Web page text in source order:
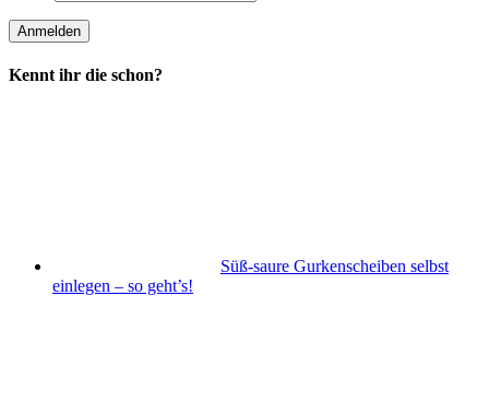
Kennt ihr die schon?
Süß-saure Gurkenscheiben selbst
einlegen – so geht’s!